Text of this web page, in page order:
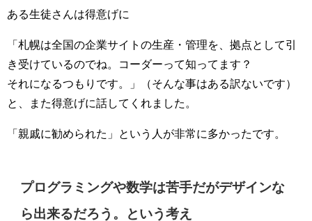
ある生徒さんは得意げに
「札幌は全国の企業サイトの生産・管理を、拠点として引
き受けているのでね。コーダーって知ってます？
それになるつもりです。」（そんな事はある訳ないです）
と、また得意げに話してくれました。
「親戚に勧められた」という人が非常に多かったです。
プログラミングや数学は苦手だがデザインな
ら出来るだろう。という考え